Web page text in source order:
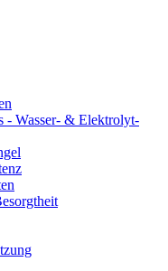
- Wasser- & Elektrolyt-